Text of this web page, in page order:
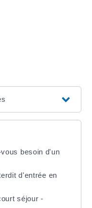
besoin d'un
d'entrée en
séjour -